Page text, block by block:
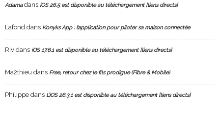
Adamadans iOS 26.5 est disponible au téléchargement [liens directs]
Lafond dans Konyks App : l’application pour piloter sa maison connectée
Riv dans iOS 17.6.1 est disponible au téléchargement [liens directs]
Ma2thieu dans Free, retour chez le fils prodigue (Fibre & Mobile)
Philippe dans L’iOS 26.3.1 est disponible au téléchargement [liens directs]